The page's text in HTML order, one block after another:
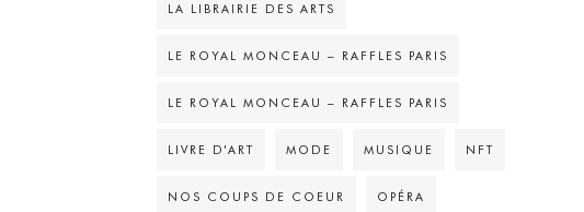
LA LIBRAIRIE DES ARTS
LE ROYAL MONCEAU – RAFFLES PARIS
LE ROYAL MONCEAU – RAFFLES PARIS
LIVRE D'ART MODE MUSIQUE NFT
NOS COUPS DE COEUR OPÉRA